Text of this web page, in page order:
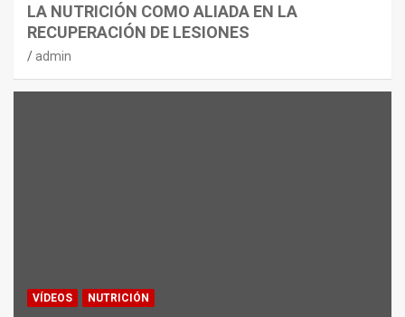
LA NUTRICIÓN COMO ALIADA EN LA
RECUPERACIÓN DE LESIONES
admin
VÍDEOS NUTRICIÓN